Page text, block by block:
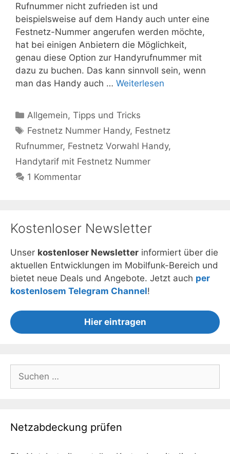
Rufnummer nicht zufrieden ist und
beispielsweise auf dem Handy auch unter eine
Festnetz-Nummer angerufen werden möchte,
hat bei einigen Anbietern die Möglichkeit,
genau diese Option zur Handyrufnummer mit
dazu zu buchen. Das kann sinnvoll sein, wenn
man das Handy auch … Weiterlesen
Kategorien
Allgemein,Tipps und Tricks
Schlagwörter
Festnetz Nummer Handy, Festnetz
Rufnummer, Festnetz Vorwahl Handy,
Handytarif mit Festnetz Nummer
1 Kommentar
Kostenloser Newsletter
Unser kostenloser Newsletter informiert über die
aktuellen Entwicklungen im Mobilfunk-Bereich und
bietet neue Deals und Angebote. Jetzt auch per
kostenlosem Telegram Channel!
Hier eintragen
Suchen
nach:
Netzabdeckung prüfen